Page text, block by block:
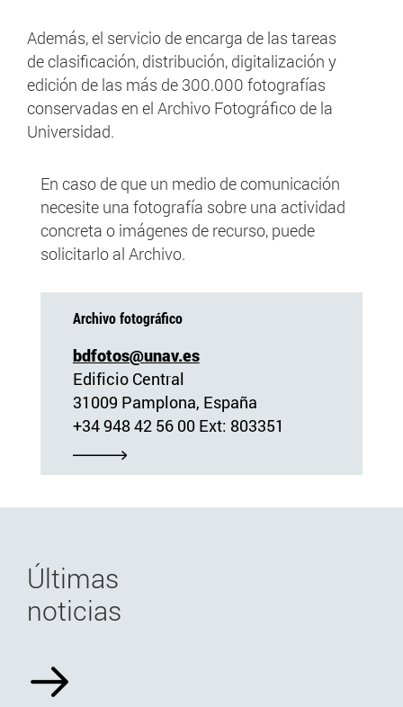
Además, el servicio de encarga de las tareas
de clasificación, distribución, digitalización y
edición de las más de 300.000 fotografías
conservadas en el Archivo Fotográfico de la
Universidad.
En caso de que un medio de comunicación
necesite una fotografía sobre una actividad
concreta o imágenes de recurso, puede
solicitarlo al Archivo.
Archivo fotográfico
bdfotos@unav.es
Edificio Central
31009 Pamplona, España
+34 948 42 56 00 Ext: 803351
Últimas
noticias